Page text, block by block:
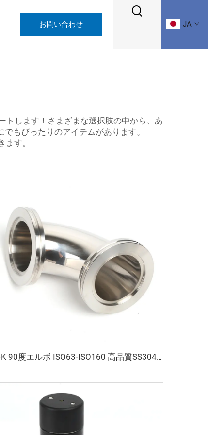
お問い合わせ JA
トします！さまざまな選択肢の中から、あ
もぴったりのアイテムがあります。
す。
ISO-K 90度エルボ ISO63-ISO160 高品質SS304 SS316L 真空フランジ 鍛造ステンレス鋼 クランプ接続 真空エルボ